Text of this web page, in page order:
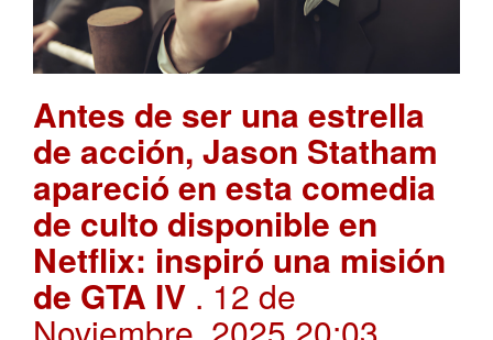
Antes de ser una estrella
de acción, Jason Statham
apareció en esta comedia
de culto disponible en
Netflix: inspiró una misión
de GTA IV . 12 de